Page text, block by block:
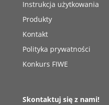
Instrukcja użytkowania
Produkty
Kontakt
Polityka prywatności
Konkurs FIWE
Skontaktuj się z nami!